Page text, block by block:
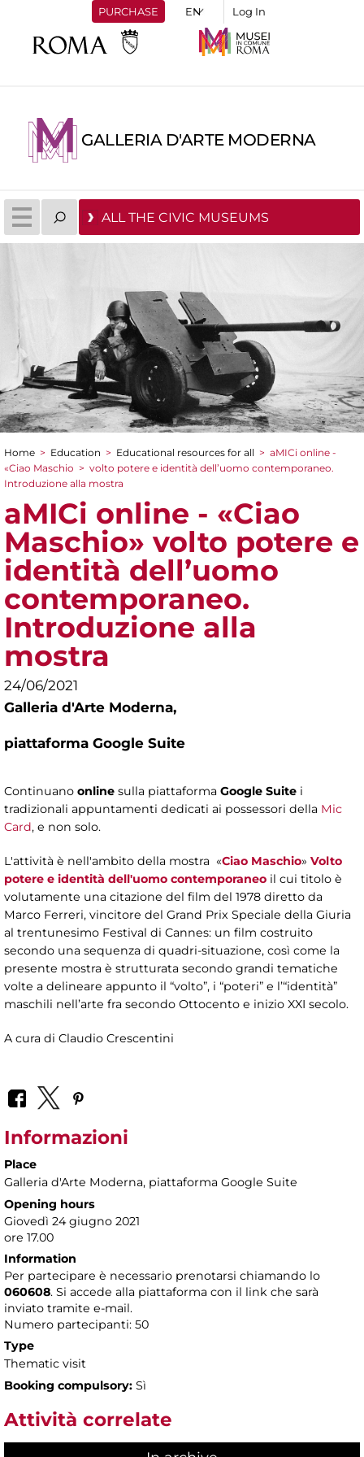
PURCHASE Log In
GALLERIA D'ARTE MODERNA
ALL THE CIVIC MUSEUMS
You are here
Home > Education > Educational resources for all > aMICi online -
«Ciao Maschio > volto potere e identità dell’uomo contemporaneo.
Introduzione alla mostra
aMICi online - «Ciao
Maschio» volto potere e
identità dell’uomo
contemporaneo.
Introduzione alla
mostra
24/06/2021
Galleria d'Arte Moderna,
piattaforma Google Suite
Continuano online sulla piattaforma Google Suite i
tradizionali appuntamenti dedicati ai possessori della Mic
Card, e non solo.
L'attività è nell'ambito della mostra «Ciao Maschio» Volto
potere e identità dell'uomo contemporaneo il cui titolo è
volutamente una citazione del film del 1978 diretto da
Marco Ferreri, vincitore del Grand Prix Speciale della Giuria
al trentunesimo Festival di Cannes: un film costruito
secondo una sequenza di quadri-situazione, così come la
presente mostra è strutturata secondo grandi tematiche
volte a delineare appunto il “volto”, i “poteri” e l’“identità”
maschili nell’arte fra secondo Ottocento e inizio XXI secolo.
A cura di Claudio Crescentini
Informazioni
Place
Galleria d'Arte Moderna, piattaforma Google Suite
Opening hours
Giovedì 24 giugno 2021
ore 17.00
Information
Per partecipare è necessario prenotarsi chiamando lo
060608. Si accede alla piattaforma con il link che sarà
inviato tramite e-mail.
Numero partecipanti: 50
Type
Thematic visit
Booking compulsory: Sì
Attività correlate